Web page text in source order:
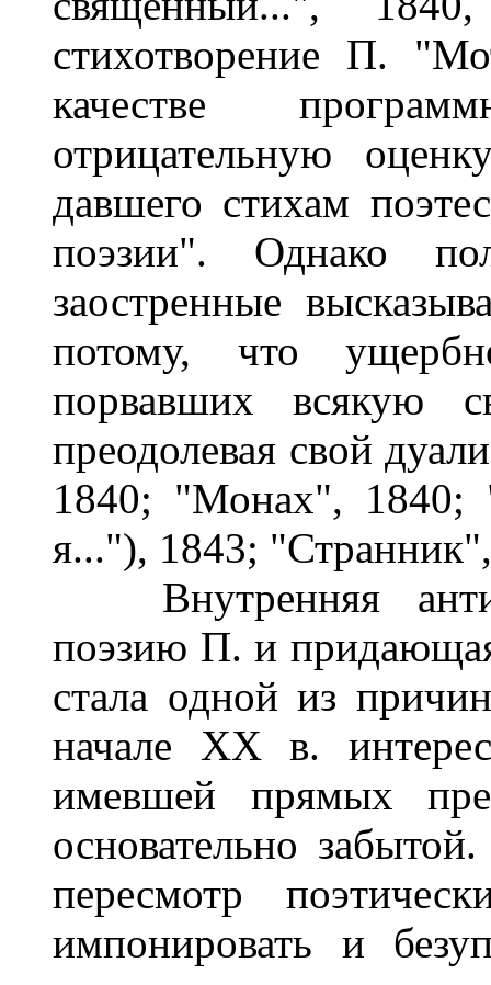
стихотворение П.
качестве
отрицательную
давшего стихам
поэзии". Однако
заостренные
потому, что
порвавших всякую
преодолевая свой
1840; "Монах", 1840;
я..."), 1843;
Внутренняя
поэзию П. и
стала одной из
начале XX в.
имевшей прямых
основательно
пересмотр
импонировать и